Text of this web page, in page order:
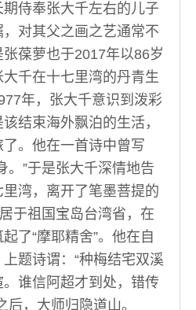
侍奉张大千左右的儿子
对其父之画之艺通常不
葆萝也于2017年以86岁
千在十七里湾的丹青生
年，张大千意识到泼彩
结束海外飘泊的生活，
。他在一首诗中曾写
。”于是张大千深情地告
湾，离开了笔墨菩提的
于祖国宝岛台湾省，在
了“摩耶精舍”。他在自
题诗谓：“种梅结宅双溪
谁信阿超才到处，错传
后，大师归隐道山。